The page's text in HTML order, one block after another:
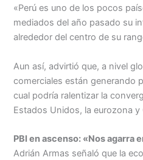
«Perú es uno de los pocos
mediados del año pasado su
alrededor del centro de su
Aun así, advirtió que, a nivel
comerciales están generando
cual podría ralentizar la
Estados Unidos, la eurozona y
PBI en ascenso: «Nos agarra
Adrián Armas señaló que la